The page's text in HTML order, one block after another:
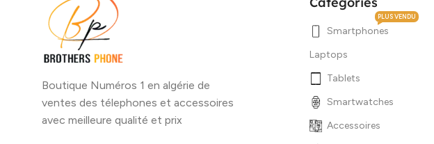
Boutique Numéros 1 en algérie de
ventes des télephones et accessoires
avec meilleure qualité et prix
Smartphones
PLUS VENDU
Laptops
Tablets
Smartwatches
Accessoires